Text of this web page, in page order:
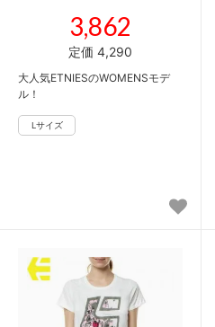
3,862
定価 4,290
大人気ETNIESのWOMENSモデ
ル！